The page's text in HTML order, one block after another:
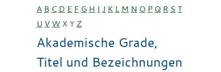
A B C D E F G H I J K L M N O P Q R S T
U V W X Y Z
Akademische Grade,
Titel und Bezeichnungen